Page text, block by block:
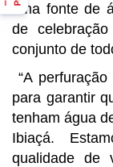
uma fonte de
de
conjunto de
“A
para garantir
tenham água
Ibiaçá.
qualidade de